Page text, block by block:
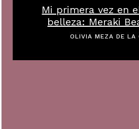
Mi primera vez en
belleza: Meraki
OLIVIA MEZA DE LA